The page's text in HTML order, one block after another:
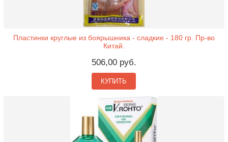
Пластинки круглые из боярышника - сладкие - 180 гр. Пр-во
Китай.
506,00 руб.
КУПИТЬ